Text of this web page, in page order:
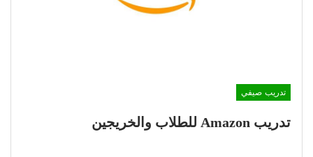
تدريب صيفي
تدريب Amazon للطلاب والخريجين